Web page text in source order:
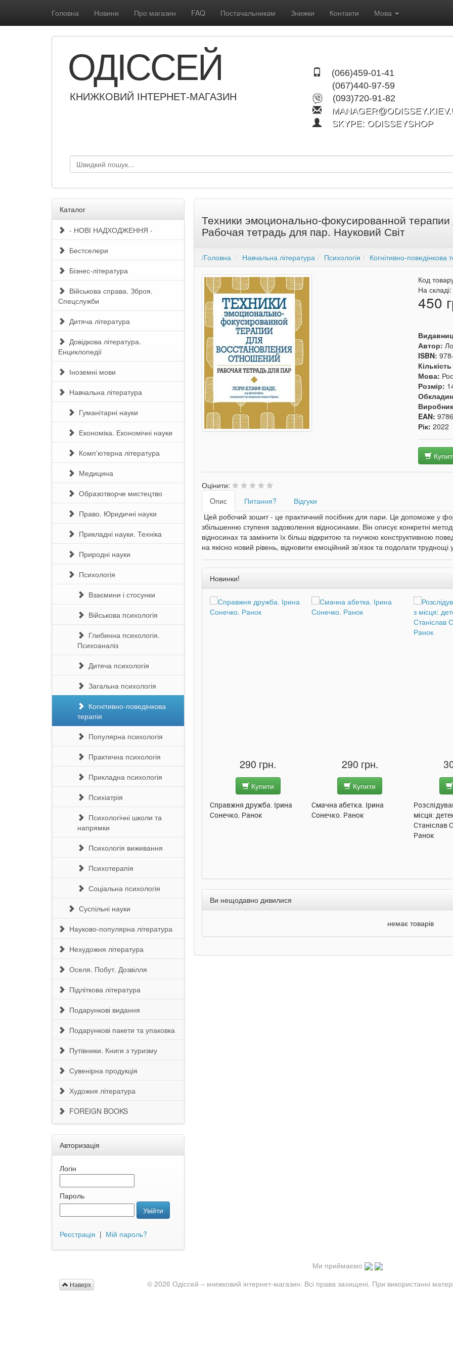
Головна Новини Про магазин FAQ Постачальникам Знижки Контакти Мова
(066)459-01-41
(067)440-97-59
(093)720-91-82
SKYPE: ODISSEYSHOP
ОДІССЕЙ
КНИЖКОВИЙ ІНТЕРНЕТ-МАГАЗИН
Каталог
- НОВІ НАДХОДЖЕННЯ -
Бестселери
Бізнес-література
Військова справа. Зброя.
Спецслужби
Дитяча література
Довідкова література.
Енциклопедії
Іноземні мови
Навчальна література
Гуманітарні науки
Економіка. Економічні науки
Комп'ютерна література
Медицина
Образотворче мистецтво
Право. Юридичні науки
Прикладні науки. Техніка
Природні науки
Психологія
Взаємини і стосунки
Військова психологія
Глибинна психологія.
Психоаналіз
Дитяча психологія
Загальна психологія
Когнітивно-поведінкова
терапія
Популярна психологія
Практична психологія
Прикладна психологія
Психіатрія
Психологічні школи та
напрямки
Психологія виживання
Психотерапія
Соціальна психологія
Суспільні науки
Науково-популярна література
Нехудожня література
Оселя. Побут. Дозвілля
Підліткова література
Подарункові видання
Подарункові пакети та упаковка
Путівники. Книги з туризму
Сувенірна продукція
Художня література
FOREIGN BOOKS
Авторизація
Логін
Пароль
Увійти
Реєстрація | Мій пароль?
Техники эмоционально-фокусированной
Рабочая тетрадь для пар. Науковий Світ
/Головна Навчальна література Психологія Когнітивно-поведінкова
Код
На
450
Автор:
ISBN:
Мова:
Розмір:
EAN:
Рік:2022
Оцінити:
Oпис
Питання?
Відгуки
Цей робочий зошит - це практичний посібник для пари. Це допоможе у
збільшенню ступеня задоволення відносинами. Він описує конкретні
відносинах та замінити їх більш відкритою та гнучкою конструктивною
на якісно новий рівень, відновити емоційний зв’язок та подолати труднощі
Новинки!
290 грн.
Таке велике слоненя. Ірина
Сонечко. Ранок
290 грн.
Купити
Справжня дружба. Ірина
Сонечко. Ранок
290 грн.
Купити
Смачна абетка. Ірина
Сонечко. Ранок
місця:
Станіслав
Ранок
Ви нещодавно дивилися
немає товарів
Ми приймаємо
Наверх © 2026 Одіссей – книжковий інтернет-магазин. Всі права захищені. При використанні